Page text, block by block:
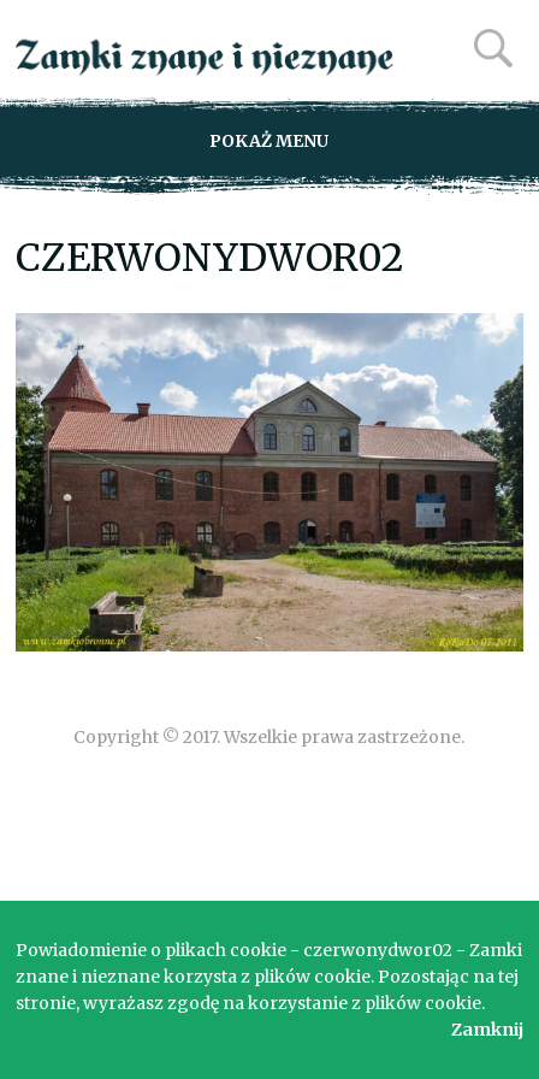
POKAŻ MENU
CZERWONYDWOR02
Copyright © 2017. Wszelkie prawa zastrzeżone.
Powiadomienie o plikach cookie - czerwonydwor02 - Zamki
znane i nieznane korzysta z plików cookie. Pozostając na tej
stronie, wyrażasz zgodę na korzystanie z plików cookie.
Zamknij